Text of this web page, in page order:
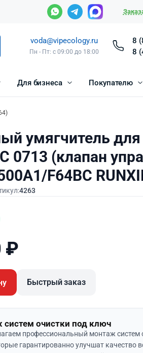
voda@vipecology.ru
Пн - Пт: с 09:00 до 18:00
8
8
Для бизнеса Покупателю
умягчитель
0713 (клапан
F64BC
4263
₽
Быстрый заказ
очистки под ключ
профессиональный монтаж систем
гарантированно улучшат качество